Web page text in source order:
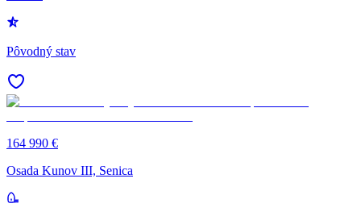
Pôvodný stav
164 990 €
Osada Kunov III, Senica